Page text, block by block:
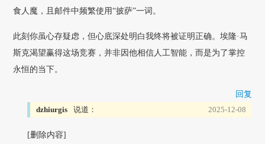
食人魔，且邮件中频繁使用“披萨”一词。
此刻你虽心存疑虑，但心底深处明白我终将被证明正确。埃隆·马
斯克渴望赢得这场竞赛，并非因他相信人工智能，而是为了掌控
永恒的当下。
回复
dzhiurgis 说道： 2025-12-08
[删除内容]